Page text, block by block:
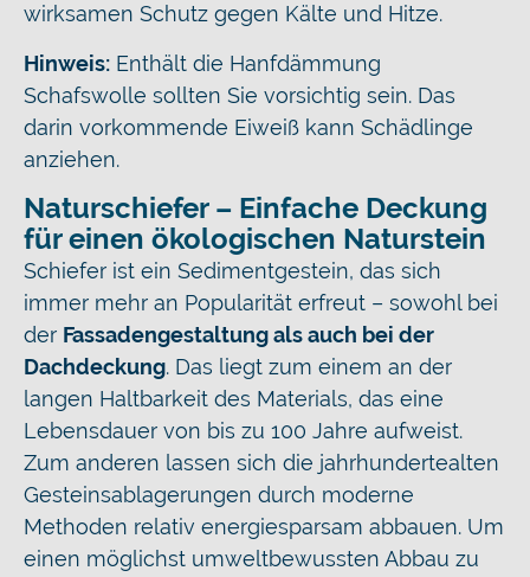
wirksamen Schutz gegen Kälte und Hitze.
Hinweis: Enthält die Hanfdämmung
Schafswolle sollten Sie vorsichtig sein. Das
darin vorkommende Eiweiß kann Schädlinge
anziehen.
Naturschiefer – Einfache Deckung
für einen ökologischen Naturstein
Schiefer ist ein Sedimentgestein, das sich
immer mehr an Popularität erfreut – sowohl bei
der Fassadengestaltung als auch bei der
Dachdeckung. Das liegt zum einem an der
langen Haltbarkeit des Materials, das eine
Lebensdauer von bis zu 100 Jahre aufweist.
Zum anderen lassen sich die jahrhundertealten
Gesteinsablagerungen durch moderne
Methoden relativ energiesparsam abbauen. Um
einen möglichst umweltbewussten Abbau zu